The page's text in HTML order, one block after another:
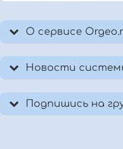
О сервисе
Новости
Подпишись на